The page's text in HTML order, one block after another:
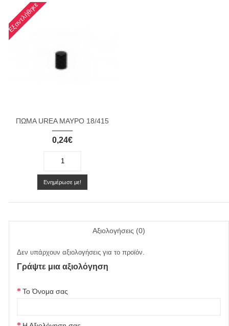
Εξαντλήθηκε
ΠΩΜΑ UREA ΜΑΥΡΟ 18/415
0,24€
Ενημέρωσε με!
Αξιολογήσεις (0)
Δεν υπάρχουν αξιολογήσεις για το προϊόν.
Γράψτε μια αξιολόγηση
Το Όνομα σας